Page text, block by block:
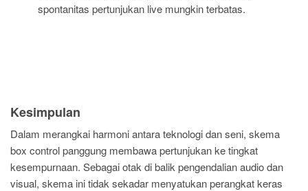
spontanitas pertunjukan live mungkin terbatas.
Kesimpulan
Dalam merangkai harmoni antara teknologi dan seni, skema
box control panggung membawa pertunjukan ke tingkat
kesempurnaan. Sebagai otak di balik pengendalian audio dan
visual, skema ini tidak sekadar menyatukan perangkat keras